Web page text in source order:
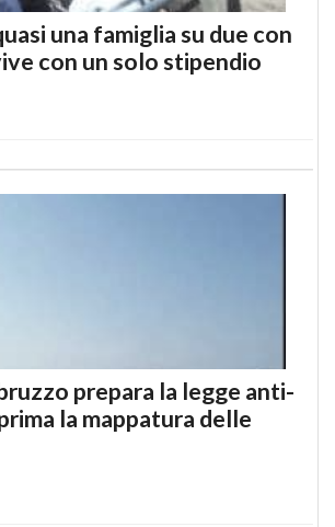
una famiglia su due con
con un solo stipendio
prepara la legge anti-
la mappatura delle